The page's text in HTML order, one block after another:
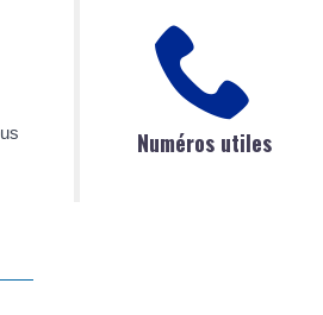
Numéros utiles